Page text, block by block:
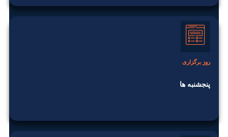
روز برگزاری
پنجشنبه ها